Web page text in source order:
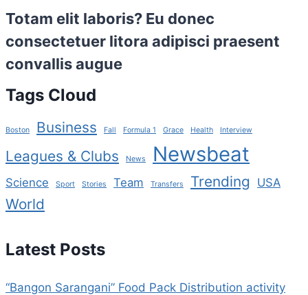
Totam elit laboris? Eu donec
consectetuer litora adipisci praesent
convallis augue
Tags Cloud
Boston Business Fall Formula 1 Grace Health Interview
Leagues & Clubs News Newsbeat
Science Sport Stories Team Transfers Trending USA
World
Latest Posts
“Bangon Sarangani” Food Pack Distribution activity